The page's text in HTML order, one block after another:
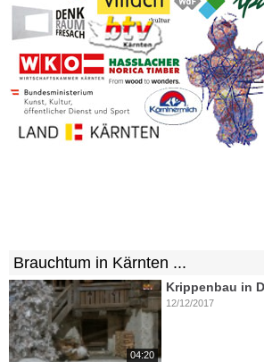
Brauchtum in Kärnten ...
04:20
Krippenbau in
12/12/2017